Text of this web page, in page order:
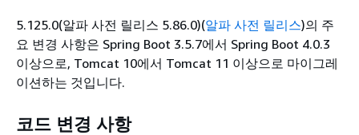
5.125.0(알파 사전 릴리스 5.86.0)(알파 사전 릴리스)의 주
요 변경 사항은 Spring Boot 3.5.7에서 Spring Boot 4.0.3
이상으로, Tomcat 10에서 Tomcat 11 이상으로 마이그레
이션하는 것입니다.
코드 변경 사항